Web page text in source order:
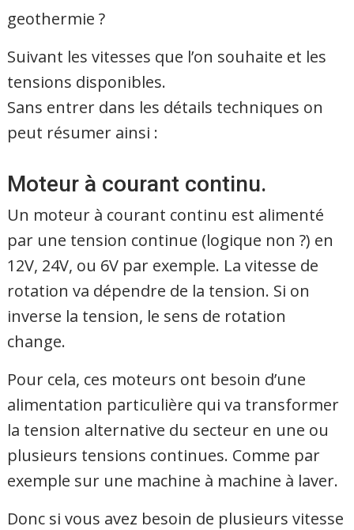
geothermie ?
Suivant les vitesses que l’on souhaite et les
tensions disponibles.
Sans entrer dans les détails techniques on
peut résumer ainsi :
Moteur à courant continu.
Un moteur à courant continu est alimenté
par une tension continue (logique non ?) en
12V, 24V, ou 6V par exemple. La vitesse de
rotation va dépendre de la tension. Si on
inverse la tension, le sens de rotation
change.
Pour cela, ces moteurs ont besoin d’une
alimentation particulière qui va transformer
la tension alternative du secteur en une ou
plusieurs tensions continues. Comme par
exemple sur une machine à machine à laver.
Donc si vous avez besoin de plusieurs vitesse